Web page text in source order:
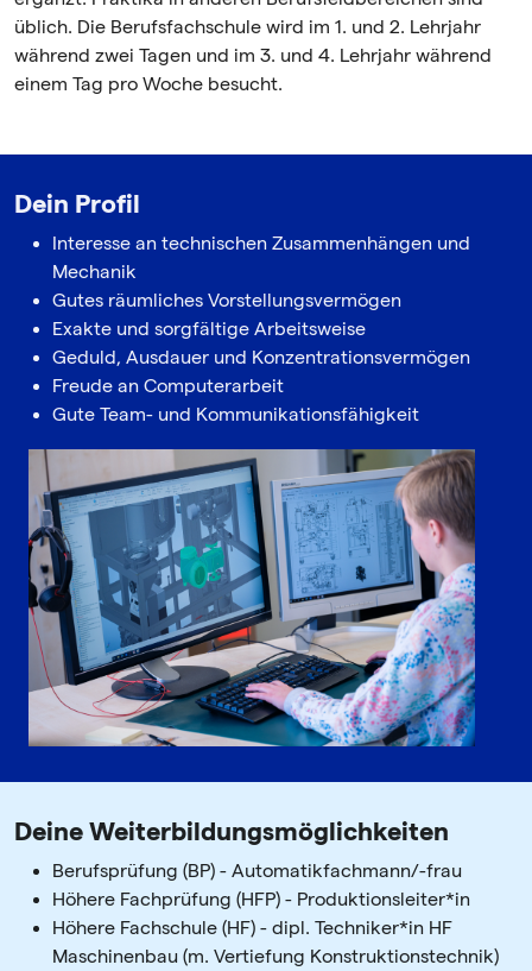
üblich. Die Berufsfachschule wird im 1. und 2. Lehrjahr
während zwei Tagen und im 3. und 4. Lehrjahr während
einem Tag pro Woche besucht.
Dein Profil
Interesse an technischen Zusammenhängen und
Mechanik
Gutes räumliches Vorstellungsvermögen
Exakte und sorgfältige Arbeitsweise
Geduld, Ausdauer und Konzentrationsvermögen
Freude an Computerarbeit
Gute Team- und Kommunikationsfähigkeit
Deine Weiterbildungsmöglichkeiten
Berufsprüfung (BP) - Automatikfachmann/-frau
Höhere Fachprüfung (HFP) - Produktionsleiter*in
Höhere Fachschule (HF) - dipl. Techniker*in HF
Maschinenbau (m. Vertiefung Konstruktionstechnik)